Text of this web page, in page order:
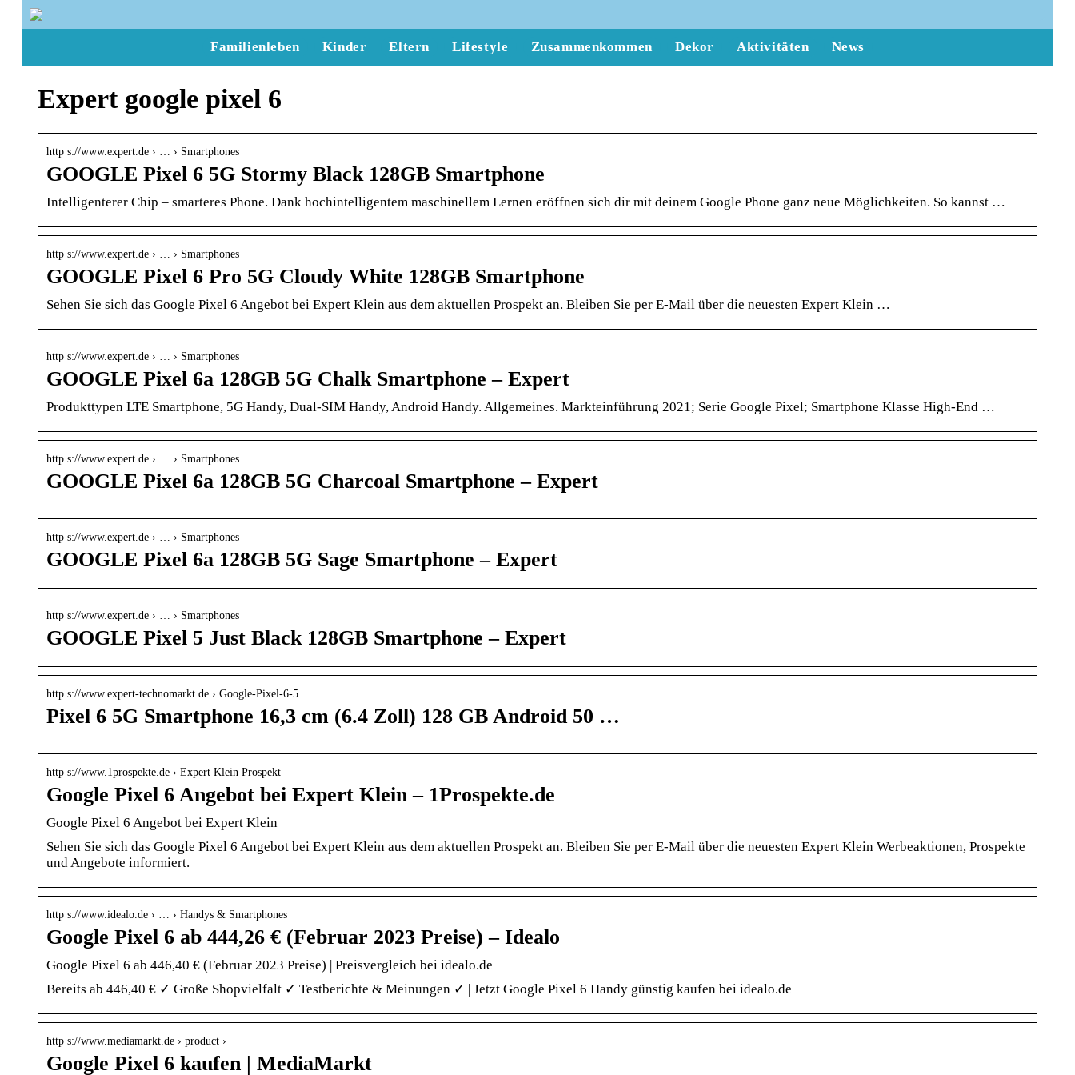
Familienleben Kinder Eltern Lifestyle Zusammenkommen Dekor Aktivitäten News
Expert google pixel 6
http s://www.expert.de › … › Smartphones
GOOGLE Pixel 6 5G Stormy Black 128GB Smartphone
Intelligenterer Chip – smarteres Phone. Dank hochintelligentem maschinellem Lernen eröffnen sich dir mit deinem Google Phone ganz neue Möglichkeiten. So kannst …
http s://www.expert.de › … › Smartphones
GOOGLE Pixel 6 Pro 5G Cloudy White 128GB Smartphone
Sehen Sie sich das Google Pixel 6 Angebot bei Expert Klein aus dem aktuellen Prospekt an. Bleiben Sie per E-Mail über die neuesten Expert Klein …
http s://www.expert.de › … › Smartphones
GOOGLE Pixel 6a 128GB 5G Chalk Smartphone – Expert
Produkttypen LTE Smartphone, 5G Handy, Dual-SIM Handy, Android Handy. Allgemeines. Markteinführung 2021; Serie Google Pixel; Smartphone Klasse High-End …
http s://www.expert.de › … › Smartphones
GOOGLE Pixel 6a 128GB 5G Charcoal Smartphone – Expert
http s://www.expert.de › … › Smartphones
GOOGLE Pixel 6a 128GB 5G Sage Smartphone – Expert
http s://www.expert.de › … › Smartphones
GOOGLE Pixel 5 Just Black 128GB Smartphone – Expert
http s://www.expert-technomarkt.de › Google-Pixel-6-5…
Pixel 6 5G Smartphone 16,3 cm (6.4 Zoll) 128 GB Android 50 …
http s://www.1prospekte.de › Expert Klein Prospekt
Google Pixel 6 Angebot bei Expert Klein – 1Prospekte.de
Google Pixel 6 Angebot bei Expert Klein
Sehen Sie sich das Google Pixel 6 Angebot bei Expert Klein aus dem aktuellen Prospekt an. Bleiben Sie per E-Mail über die neuesten Expert Klein Werbeaktionen, Prospekte
und Angebote informiert.
http s://www.idealo.de › … › Handys & Smartphones
Google Pixel 6 ab 444,26 € (Februar 2023 Preise) – Idealo
Google Pixel 6 ab 446,40 € (Februar 2023 Preise) | Preisvergleich bei idealo.de
Bereits ab 446,40 € ✓ Große Shopvielfalt ✓ Testberichte & Meinungen ✓ | Jetzt Google Pixel 6 Handy günstig kaufen bei idealo.de
http s://www.mediamarkt.de › product ›
Google Pixel 6 kaufen | MediaMarkt